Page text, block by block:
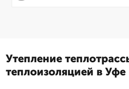
Утепление
теплоизоляцией в Уфе